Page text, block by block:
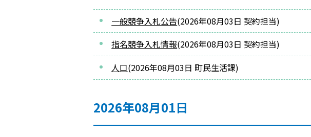
一般競争入札公告(2026年08月03日 契約担当)
指名競争入札情報(2026年08月03日 契約担当)
人口(2026年08月03日 町民生活課)
2026年08月01日